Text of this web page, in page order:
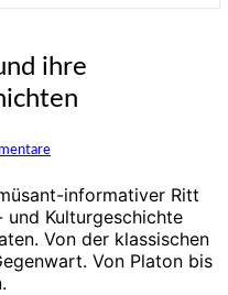
ihre
informativer Ritt
und Kulturgeschichte
Von der klassischen
Von Platon bis